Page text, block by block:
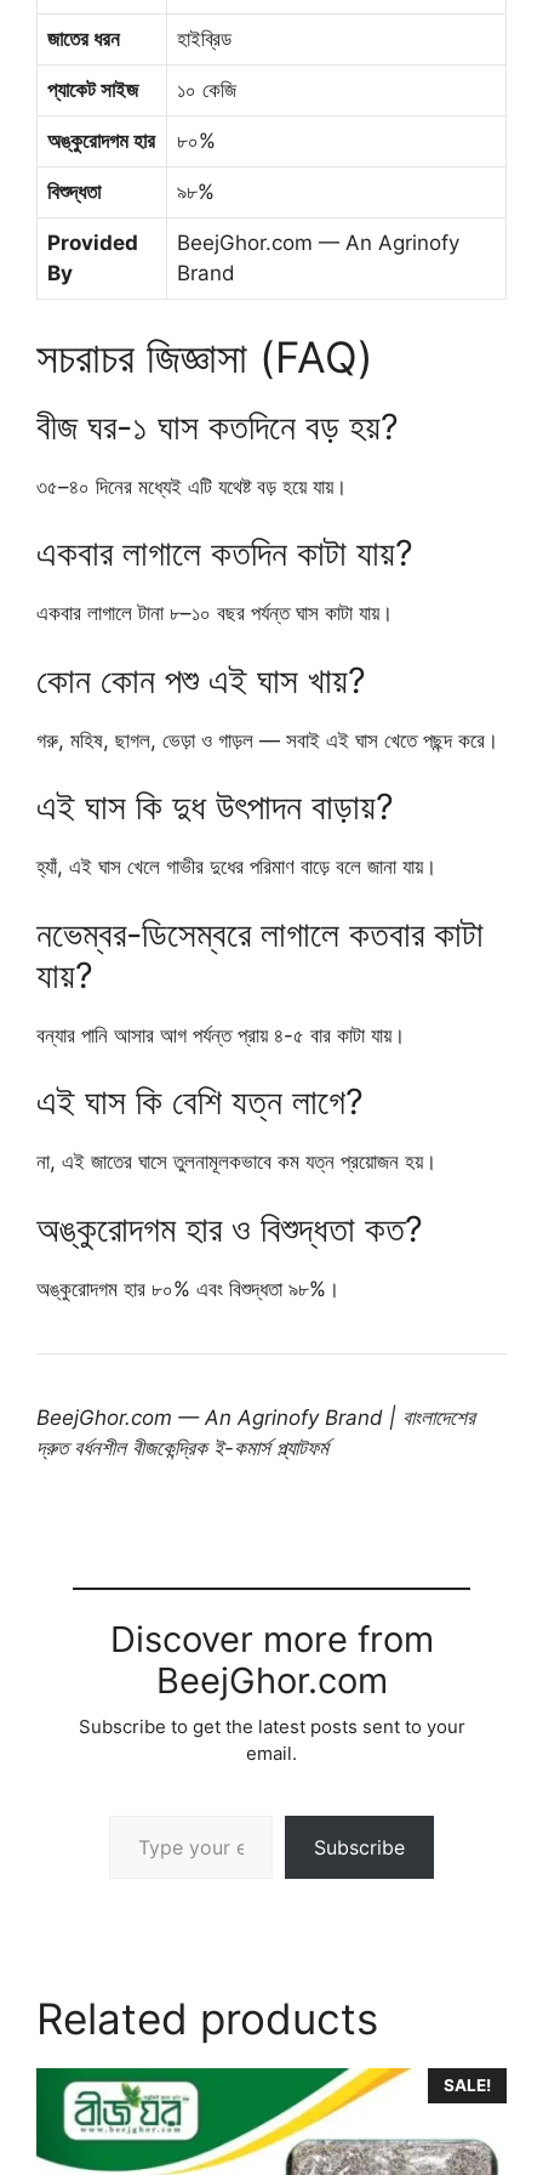
জাতের ধরন হাইব্রিড
প্যাকেট সাইজ ১০ কেজি
অঙ্কুরোদগম হার ৮০%
বিশুদ্ধতা ৯৮%
Provided
By
BeejGhor.com — An Agrinofy
Brand
সচরাচর জিজ্ঞাসা (FAQ)
বীজ ঘর-১ ঘাস কতদিনে বড় হয়?
৩৫–৪০ দিনের মধ্যেই এটি যথেষ্ট বড় হয়ে যায়।
একবার লাগালে কতদিন কাটা যায়?
একবার লাগালে টানা ৮–১০ বছর পর্যন্ত ঘাস কাটা যায়।
কোন কোন পশু এই ঘাস খায়?
গরু, মহিষ, ছাগল, ভেড়া ও গাড়ল — সবাই এই ঘাস খেতে পছন্দ করে।
এই ঘাস কি দুধ উৎপাদন বাড়ায়?
হ্যাঁ, এই ঘাস খেলে গাভীর দুধের পরিমাণ বাড়ে বলে জানা যায়।
নভেম্বর-ডিসেম্বরে লাগালে কতবার কাটা
যায়?
বন্যার পানি আসার আগ পর্যন্ত প্রায় ৪-৫ বার কাটা যায়।
এই ঘাস কি বেশি যত্ন লাগে?
না, এই জাতের ঘাসে তুলনামূলকভাবে কম যত্ন প্রয়োজন হয়।
অঙ্কুরোদগম হার ও বিশুদ্ধতা কত?
অঙ্কুরোদগম হার ৮০% এবং বিশুদ্ধতা ৯৮%।
BeejGhor.com — An Agrinofy Brand | বাংলাদেশের
দ্রুত বর্ধনশীল বীজকেন্দ্রিক ই-কমার্স প্ল্যাটফর্ম
Discover more from
BeejGhor.com
Subscribe to get the latest posts sent to your
email.
Subscribe
Related products
SALE!